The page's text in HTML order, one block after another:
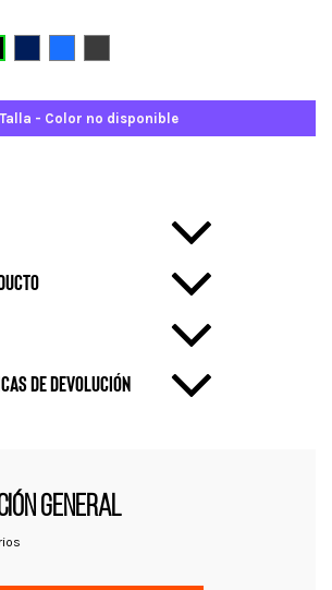
Talla - Color no disponible
de devolución
GENERAL